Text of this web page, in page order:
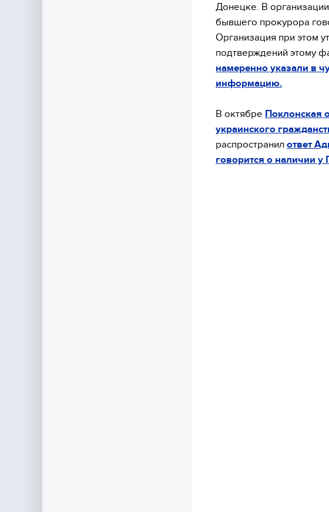
Донецке. В
бывшего прокурора
Организация при этом
подтверждений этому
намеренно указали в
информацию.
В октябре Поклонская
украинского
распространил ответ
говорится о наличии